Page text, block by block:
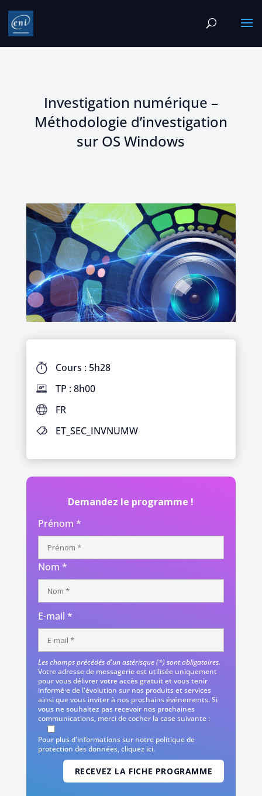
Investigation numérique –
Méthodologie d’investigation
sur OS Windows
Cours : 5h28
TP : 8h00
FR
ET_SEC_INVNUMW
Demandez le programme !
Prénom *
Nom *
E-mail *
Les champs précédés d'un astérisque (*) sont obligatoires.
Votre adresse de messagerie est utilisée uniquement
pour vous délivrer votre accès gratuit et vous tenir
informé·e de l'évolution sur nos produits et services
ainsi que vous inviter à nos prochains événements. Si
vous ne souhaitez pas recevoir nos prochaines
communications, merci de cocher la case suivante :
Pour plus d'informations sur notre politique de
protection des données,cliquez ici.